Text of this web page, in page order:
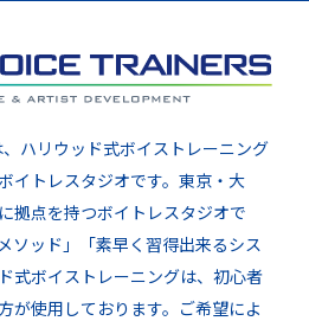
ハリウッド式ボイストレーニング
イトレスタジオです。東京・大
拠点を持つボイトレスタジオで
ソッド」「素早く習得出来るシス
式ボイストレーニングは、初心者
が使用しております。ご希望によ